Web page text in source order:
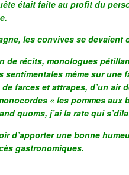
était faite au profit du
les convives se devaient
de récits, monologues
même sur une
farces et attrapes, d’un air
« les pommes aux
quoms, j’ai la rate qui
d’apporter une bonne
gastronomiques.